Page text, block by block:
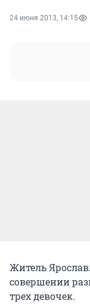
24 июня 2013, 14:15
Житель
совершении
трех девочек.